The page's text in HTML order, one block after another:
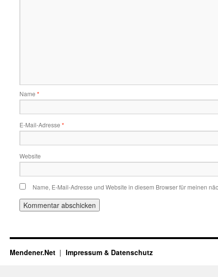
Name *
E-Mail-Adresse *
Website
Name, E-Mail-Adresse und Website in diesem Browser für meinen
Mendener.Net Impressum & Datenschutz